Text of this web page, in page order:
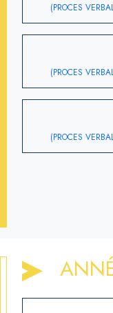
(PROCES
(PROCES
(PROCES